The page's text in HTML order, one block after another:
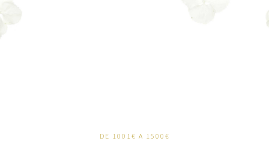
DE 1001€ A 1500€